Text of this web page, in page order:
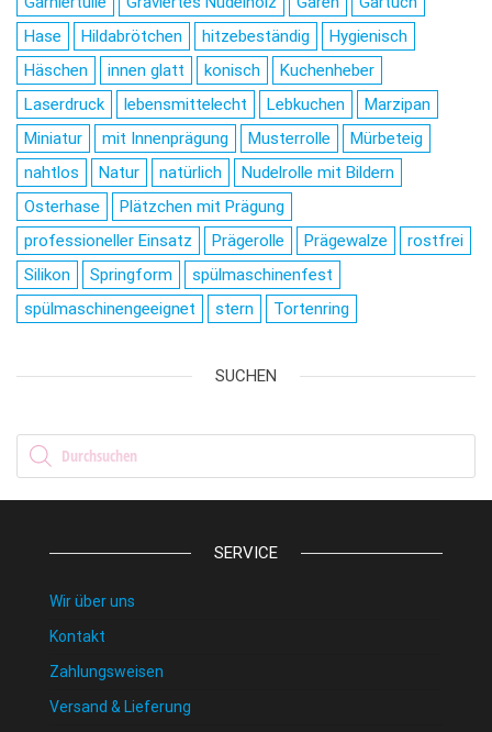
Hase
Hildabrötchen hitzebeständig
Hygienisch
Häschen
innen glatt konisch
Kuchenheber
Laserdruck
lebensmittelecht Lebkuchen
Marzipan
Miniatur
mit Innenprägung Musterrolle
Mürbeteig
nahtlos
Natur natürlich
Nudelrolle mit Bildern
Osterhase
Plätzchen mit Prägung
professioneller Einsatz
Prägerolle Prägewalze
rostfrei
Silikon
Springform
spülmaschinenfest
spülmaschinengeeignet
stern Tortenring
SUCHEN
Products search
SERVICE
Wir über uns
Kontakt
Zahlungsweisen
Versand & Lieferung